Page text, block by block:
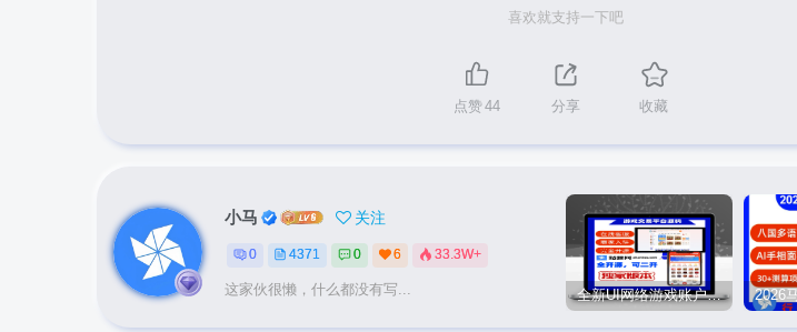
喜欢就支持一下吧
点赞44 分享 收藏
小马 关注
0 4371 0 6 33.3W+
这家伙很懒，什么都没有写... 全新UI网络游戏账户交易平台系统 全开源版本